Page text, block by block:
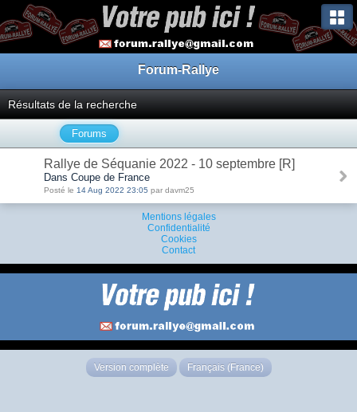
Forum-Rallye
Résultats de la recherche
Forums
Rallye de Séquanie 2022 - 10 septembre [R]
Dans Coupe de France
Posté le 14 Aug 2022 23:05 par davm25
Mentions légales
Confidentialité
Cookies
Contact
Version complète Français (France)